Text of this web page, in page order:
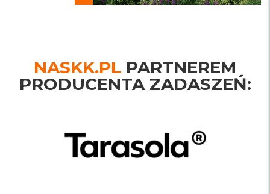
NASKK.PL PARTNEREM
PRODUCENTA ZADASZEŃ: